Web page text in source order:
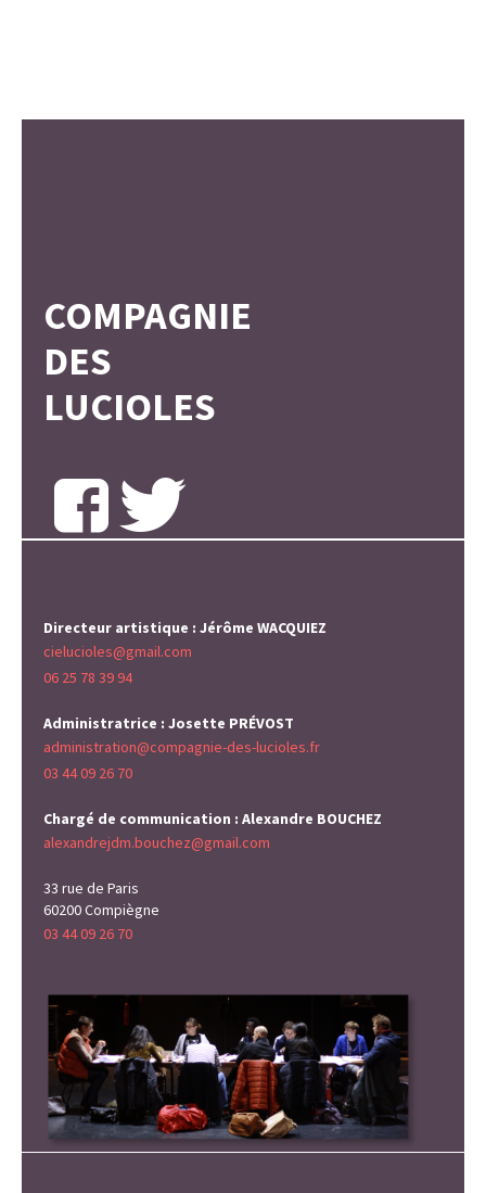
COMPAGNIE
DES
LUCIOLES
Directeur artistique : Jérôme WACQUIEZ
cielucioles@gmail.com
06 25 78 39 94
Administratrice : Josette PRÉVOST
administration@compagnie-des-lucioles.fr
03 44 09 26 70
Chargé de communication : Alexandre BOUCHEZ
alexandrejdm.bouchez@gmail.com
33 rue de Paris
60200 Compiègne
03 44 09 26 70